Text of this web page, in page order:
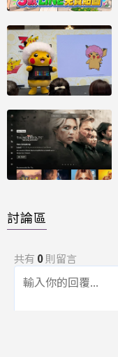
討論區
共有 0則留言